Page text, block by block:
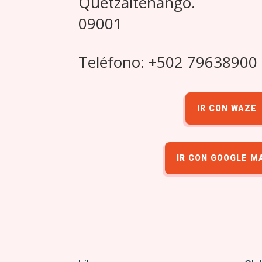
09001
Teléfono: +502 79638900
IR CON WAZE
IR CON GOOGLE